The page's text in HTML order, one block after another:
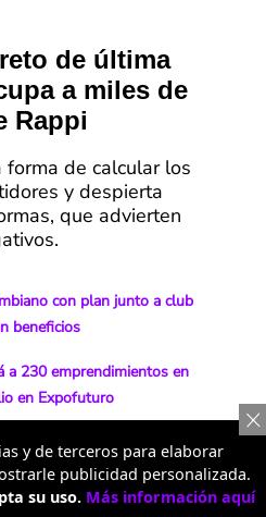
de última
a miles de
Rappi
de calcular los
y despierta
que advierten
con plan junto a club
beneficios
a 230 emprendimientos en
en Expofuturo
en Colombia: cómo el amor
y transforma familias
las reglas y
y de terceros para elaborar
publicidad personalizada.
su uso. Más información aquí